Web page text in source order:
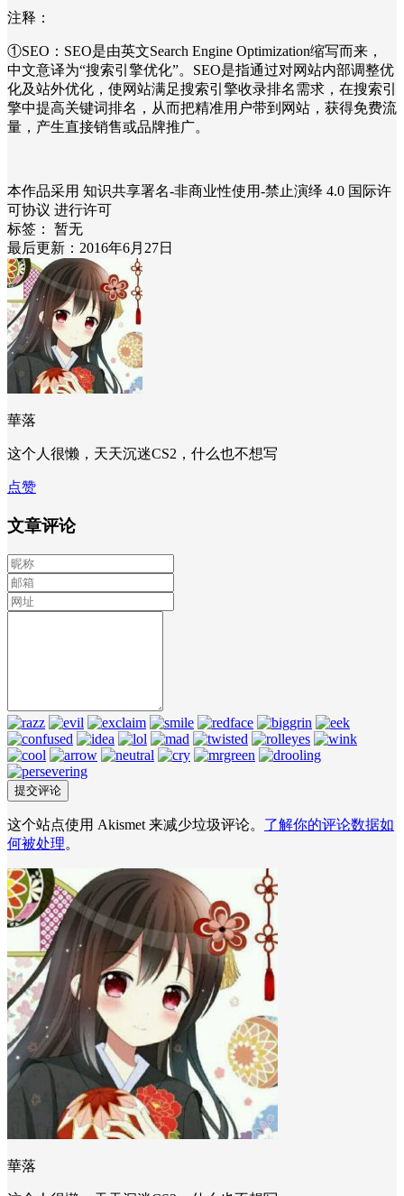
注释：
①SEO：SEO是由英文Search Engine Optimization缩写而来，
中文意译为“搜索引擎优化”。SEO是指通过对网站内部调整优
化及站外优化，使网站满足搜索引擎收录排名需求，在搜索引
擎中提高关键词排名，从而把精准用户带到网站，获得免费流
量，产生直接销售或品牌推广。
本作品采用 知识共享署名-非商业性使用-禁止演绎 4.0 国际许
可协议 进行许可
标签：
暂无
最后更新：2016年6月27日
華落
这个人很懒，天天沉迷CS2，什么也不想写
点赞
文章评论
这个站点使用 Akismet 来减少垃圾评论。 了解你的评论数据如
何被处理。
華落